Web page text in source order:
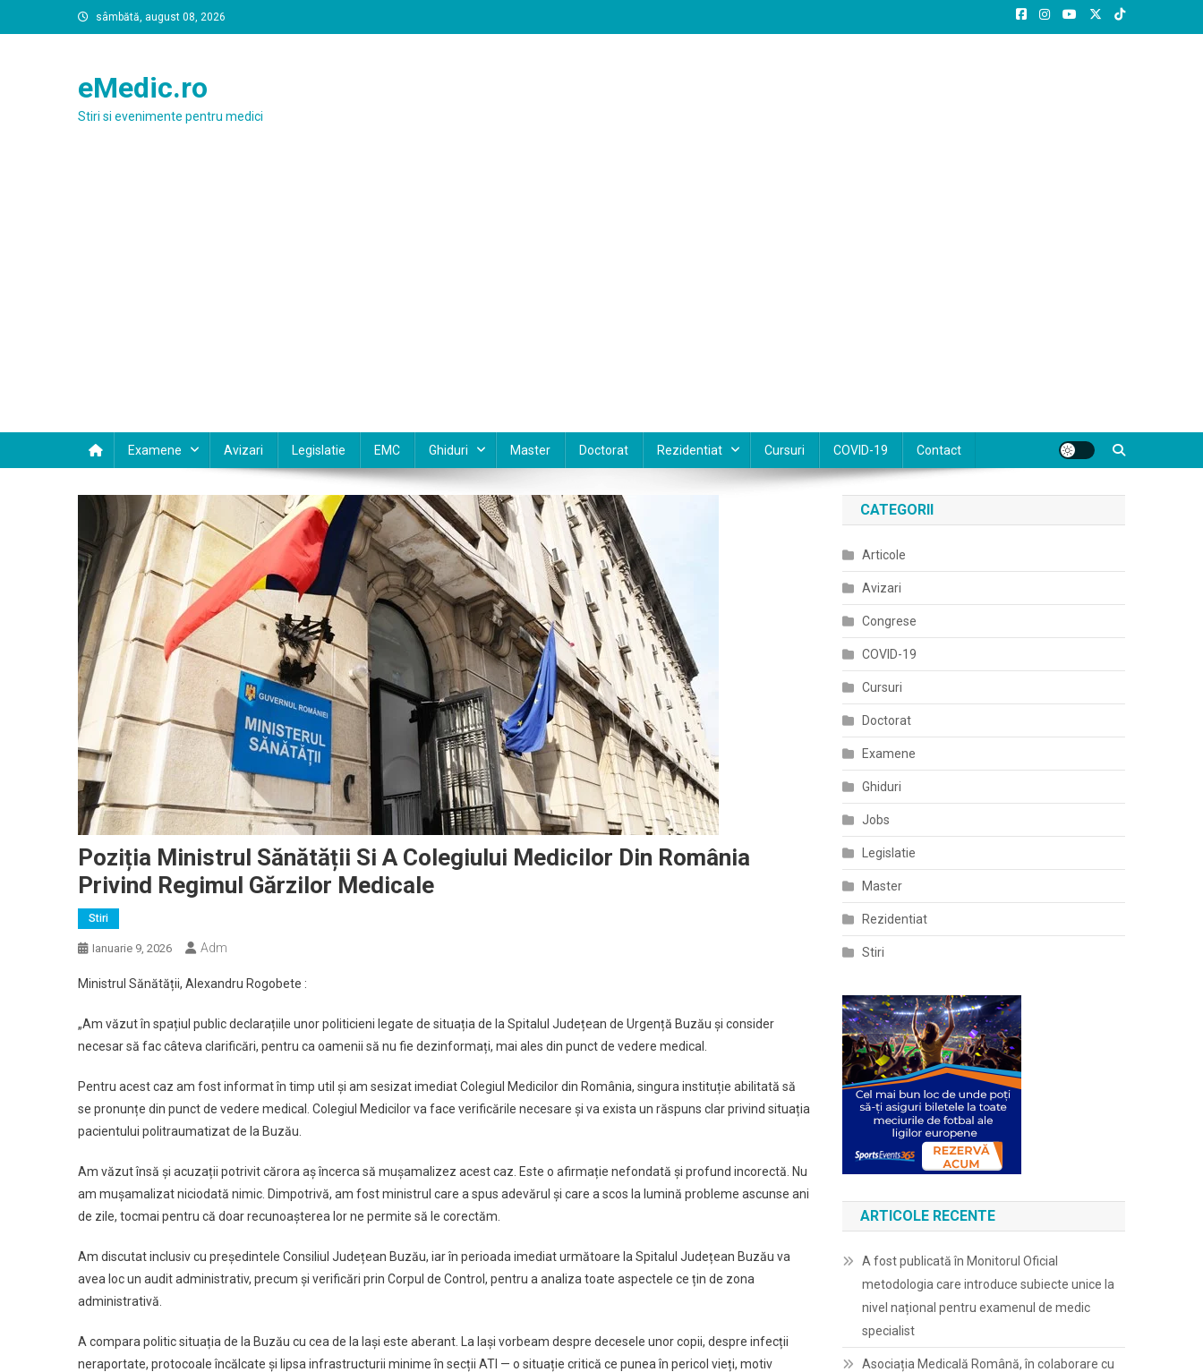
to
sâmbătă, august 08, 2026
eMedic.ro
Stiri si evenimente pentru medici
Examene Avizari Legislatie EMC Ghiduri Master Doctorat Rezidentiat Cursuri COVID-19 Contact
Poziția Ministrul Sănătății Si A Colegiului Medicilor Din România
Privind Regimul Gărzilor Medicale
Stiri
Ianuarie 9, 2026 Adm
Ministrul Sănătății, Alexandru Rogobete :
„Am văzut în spațiul public declarațiile unor politicieni legate de situația de la Spitalul Județean de Urgență Buzău și consider
necesar să fac câteva clarificări, pentru ca oamenii să nu fie dezinformați, mai ales din punct de vedere medical.
Pentru acest caz am fost informat în timp util și am sesizat imediat Colegiul Medicilor din România, singura instituție abilitată să
se pronunțe din punct de vedere medical. Colegiul Medicilor va face verificările necesare și va exista un răspuns clar privind situația
pacientului politraumatizat de la Buzău.
Am văzut însă și acuzații potrivit cărora aș încerca să mușamalizez acest caz. Este o afirmație nefondată și profund incorectă. Nu
am mușamalizat niciodată nimic. Dimpotrivă, am fost ministrul care a spus adevărul și care a scos la lumină probleme ascunse ani
de zile, tocmai pentru că doar recunoașterea lor ne permite să le corectăm.
Am discutat inclusiv cu președintele Consiliul Județean Buzău, iar în perioada imediat următoare la Spitalul Județean Buzău va
avea loc un audit administrativ, precum și verificări prin Corpul de Control, pentru a analiza toate aspectele ce țin de zona
administrativă.
A compara politic situația de la Buzău cu cea de la Iași este aberant. La Iași vorbeam despre decesele unor copii, despre infecții
neraportate, protocoale încălcate și lipsa infrastructurii minime în secții ATI — o situație critică ce punea în pericol vieți, motiv
CATEGORII
Articole
Avizari
Congrese
COVID-19
Cursuri
Doctorat
Examene
Ghiduri
Jobs
Legislatie
Master
Rezidentiat
Stiri
ARTICOLE RECENTE
A fost publicată în Monitorul Oficial
metodologia care introduce subiecte unice la
nivel național pentru examenul de medic
specialist
Asociația Medicală Română, în colaborare cu